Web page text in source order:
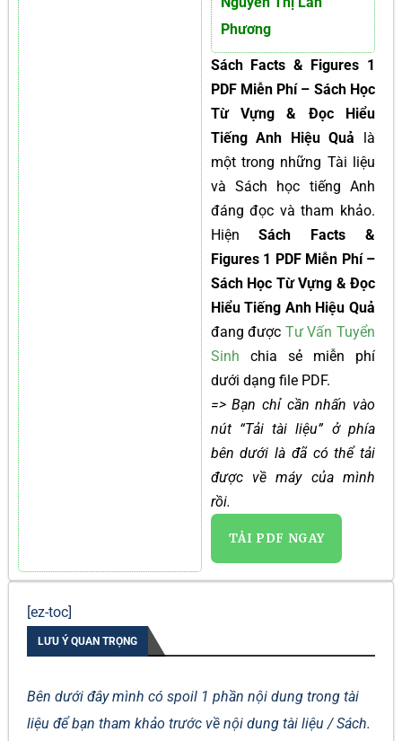
Phương
Sách Facts & Figures 1
PDF Miễn Phí – Sách Học
Từ Vựng & Đọc Hiểu
Tiếng Anh Hiệu Quả là
một trong những Tài liệu
và Sách học tiếng Anh
đáng đọc và tham khảo.
HiệnSách Facts &
Figures 1 PDF Miễn Phí –
Sách Học Từ Vựng & Đọc
Hiểu Tiếng Anh Hiệu Quả
đang được Tư Vấn Tuyển
Sinh chia sẻ miễn phí
dưới dạng file PDF.
=> Bạn chỉ cần nhấn vào
nút “Tải tài liệu” ở phía
bên dưới là đã có thể tải
được về máy của mình
rồi.
TẢI PDF NGAY
[ez-toc]
LƯU Ý QUAN TRỌNG
Bên dưới đây mình có spoil 1 phần nội dung trong tài
liệu để bạn tham khảo trước về nội dung tài liệu / Sách.